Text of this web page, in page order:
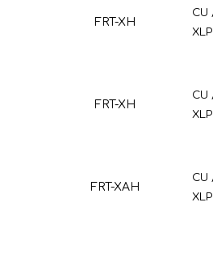
FRT-XH
CU
FRT-XH
CU
FRT-XAH
CU